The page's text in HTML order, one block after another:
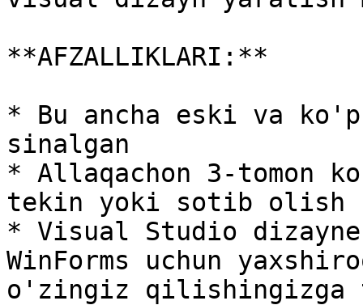
**AFZALLIKLARI:**
* Bu ancha eski va
sinalgan
* Allaqachon 3-
tekin yoki sotib olish
* Visual Studio
WinForms uchun
o'zingiz